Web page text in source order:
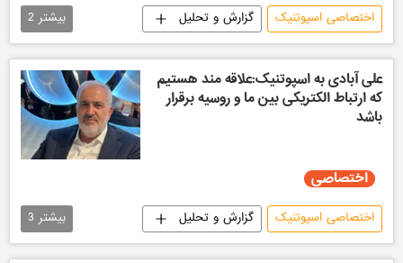
اختصاصی اسپوتنیک
گزارش و تحلیل
اوکراین
آمریکا
بیشتر 2
علی آبادی به اسپوتنیک:علاقه مند هستیم
که ارتباط الکتریکی بین ما و روسیه برقرار
باشد
اختصاصی
اختصاصی اسپوتنیک
گزارش و تحلیل
اقتصادی
ایران بریکس
بیشتر 3